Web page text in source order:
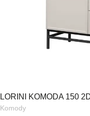
LORINI KOMODA 150
Komody